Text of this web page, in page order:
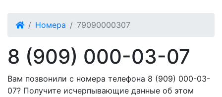
Номера 79090000307
8 (909) 000-03-07
Вам позвонили с номера телефона 8 (909) 000-03-
07? Получите исчерпывающие данные об этом